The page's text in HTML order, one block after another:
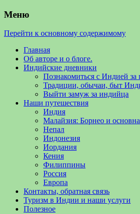
Меню
Перейти к основному содержимому
Главная
Об авторе и о блоге.
Индийские дневники
Познакомиться с Индией за
Традиции, обычаи, быт
Выйти замуж за индийца
Наши путешествия
Индия
Малайзия: Борнео и
Непал
Индонезия
Иордания
Кения
Филиппины
Россия
Европа
Контакты, обратная связь
Туризм в Индии и наши услуги
Полезное